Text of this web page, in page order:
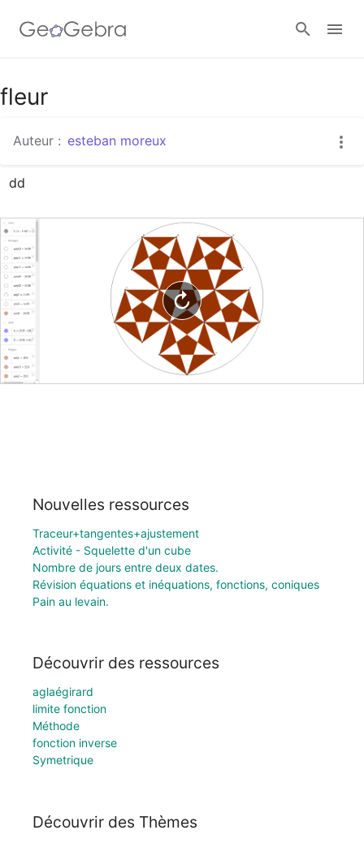
Classe GeoGebra
fleur
Auteur : esteban moreux
dd
Nouvelles ressources
Traceur+tangentes+ajustement
Activité - Squelette d'un cube
Nombre de jours entre deux dates.
Révision équations et inéquations, fonctions, coniques
Pain au levain.
Découvrir des ressources
aglaégirard
limite fonction
Méthode
fonction inverse
Symetrique
Découvrir des Thèmes